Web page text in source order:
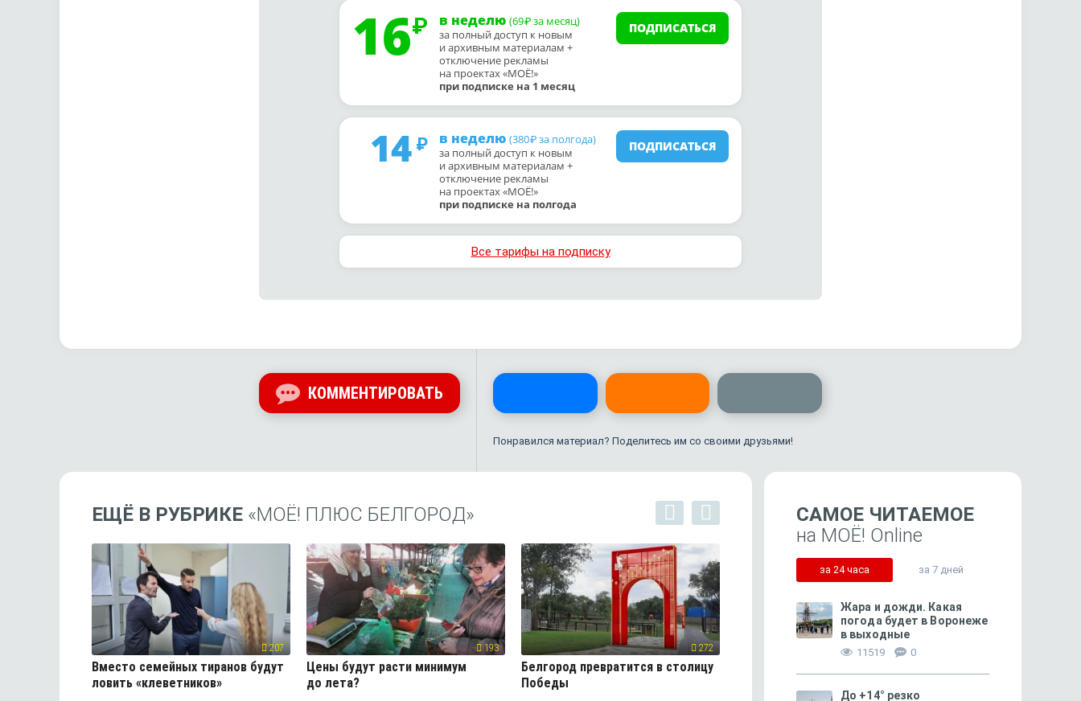
16 в неделю (69₽ за месяц)
за полный доступ к новым
и архивным материалам +
отключение рекламы
на проектах «МОЁ!»
при подписке на 1 месяц
ПОДПИСАТЬСЯ
14 в неделю (380₽ за полгода)
за полный доступ к новым
и архивным материалам +
отключение рекламы
на проектах «МОЁ!»
при подписке на полгода
ПОДПИСАТЬСЯ
Все тарифы на подписку
КОММЕНТИРОВАТЬ
Понравился материал? Поделитесь им со своими друзьями!
ЕЩЁ В РУБРИКЕ «МОЁ! ПЛЮС БЕЛГОРОД»
207
Вместо семейных тиранов будут
ловить «клеветников»
193
Цены будут расти минимум
до лета?
272
Белгород превратится в столицу
Победы
449
САМОЕ ЧИТАЕМОЕ
на МОЁ! Online
за 24 часа за 7 дней
Жара и дожди. Какая
погода будет в Воронеже
в выходные
11519 0
До +14° резко